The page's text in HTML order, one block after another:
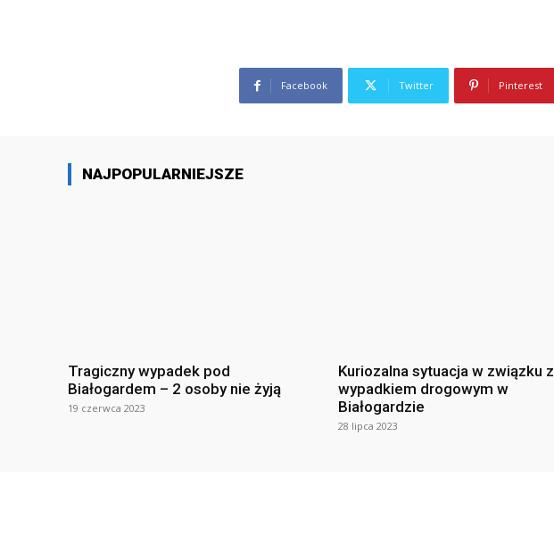
Facebook Twitter Pinterest
NAJPOPULARNIEJSZE
Tragiczny wypadek pod
Białogardem – 2 osoby nie żyją
19 czerwca 2023
Kuriozalna sytuacja w związku z
wypadkiem drogowym w
Białogardzie
28 lipca 2023